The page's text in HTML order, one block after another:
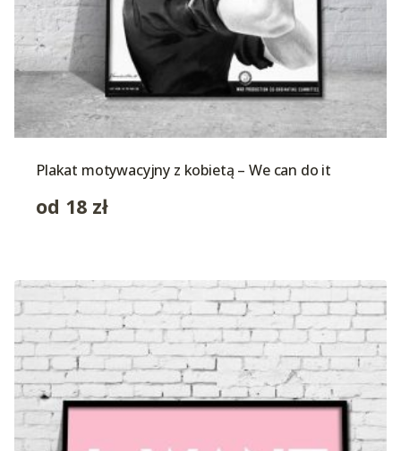
Plakat motywacyjny z kobietą – We can do it
od 18 zł